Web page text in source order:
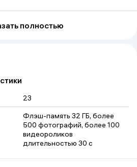
faqat siz eshitishingiz mumkin
o'rnatilgan mikrofon esa musiqa
uchun aniq audio yozib oladi.
qabul qiling – barchasi AI
tillarga tarjima qiling. Jonli tarjima
tillarida mavjud.
полностью
23
Флэш-память 32 ГБ, более
500 фотографий, более 100
видеороликов
длительностью 30 с
134